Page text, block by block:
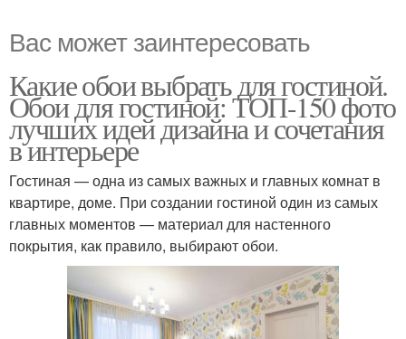
Вас может заинтересовать
Какие обои выбрать для гостиной.
Обои для гостиной: ТОП-150 фото
лучших идей дизайна и сочетания
в интерьере
Гостиная — одна из самых важных и главных комнат в
квартире, доме. При создании гостиной один из самых
главных моментов — материал для настенного
покрытия, как правило, выбирают обои.